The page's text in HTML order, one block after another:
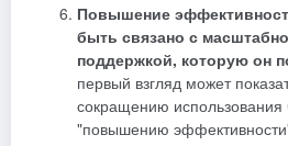
Повышение
быть связано с
поддержкой, которую он
первый взгляд может
сокращению использования
"повышению